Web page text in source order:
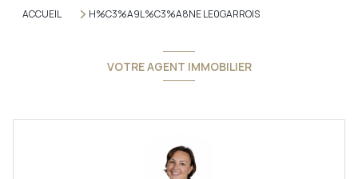
ACCUEIL H%C3%A9L%C3%A8NE LE0GARROIS
VOTRE AGENT IMMOBILIER